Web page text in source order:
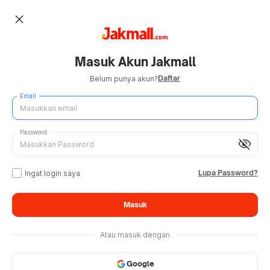
close
Masuk Akun Jakmall
Belum punya akun?Daftar
Email
visibility_off
Password
Ingat login saya Lupa Password?
Masuk
Atau masuk dengan
Google